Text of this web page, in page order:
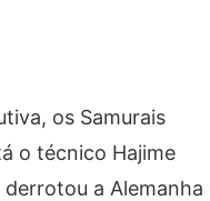
os Samurais
o técnico Hajime
a Alemanha